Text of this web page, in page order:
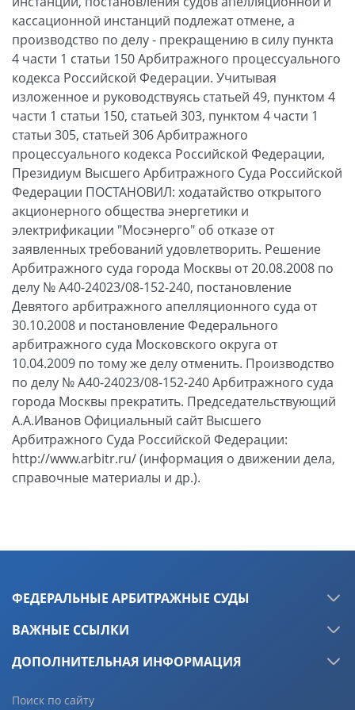
кассационной инстанций подлежат отмене, а
производство по делу - прекращению в силу пункта
4 части 1 статьи 150 Арбитражного процессуального
кодекса Российской Федерации. Учитывая
изложенное и руководствуясь статьей 49, пунктом 4
части 1 статьи 150, статьей 303, пунктом 4 части 1
статьи 305, статьей 306 Арбитражного
процессуального кодекса Российской Федерации,
Президиум Высшего Арбитражного Суда Российской
Федерации ПОСТАНОВИЛ: ходатайство открытого
акционерного общества энергетики и
электрификации "Мосэнерго" об отказе от
заявленных требований удовлетворить. Решение
Арбитражного суда города Москвы от 20.08.2008 по
делу № А40-24023/08-152-240, постановление
Девятого арбитражного апелляционного суда от
30.10.2008 и постановление Федерального
арбитражного суда Московского округа от
10.04.2009 по тому же делу отменить. Производство
по делу № А40-24023/08-152-240 Арбитражного суда
города Москвы прекратить. Председательствующий
А.А.Иванов Официальный сайт Высшего
Арбитражного Суда Российской Федерации:
http://www.arbitr.ru/ (информация о движении дела,
справочные материалы и др.).
ФЕДЕРАЛЬНЫЕ АРБИТРАЖНЫЕ СУДЫ
ВАЖНЫЕ ССЫЛКИ
ДОПОЛНИТЕЛЬНАЯ ИНФОРМАЦИЯ
Поиск по сайту